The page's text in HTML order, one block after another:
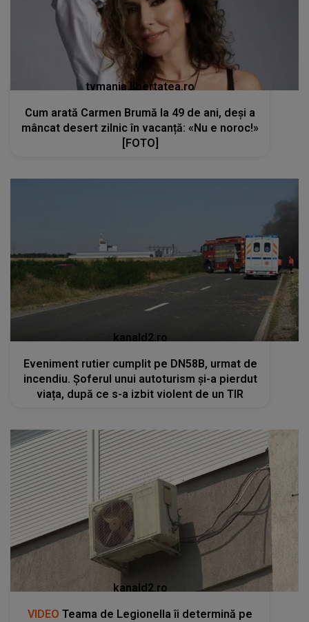
tvmania.libertatea.ro
Cum arată Carmen Brumă la 49 de ani, deși a
mâncat desert zilnic în vacanță: «Nu e noroc!»
[FOTO]
kanald2.ro
Eveniment rutier cumplit pe DN58B, urmat de
incendiu. Șoferul unui autoturism și-a pierdut
viața, după ce s-a izbit violent de un TIR
kanald2.ro
VIDEO Teama de Legionella îi determină pe